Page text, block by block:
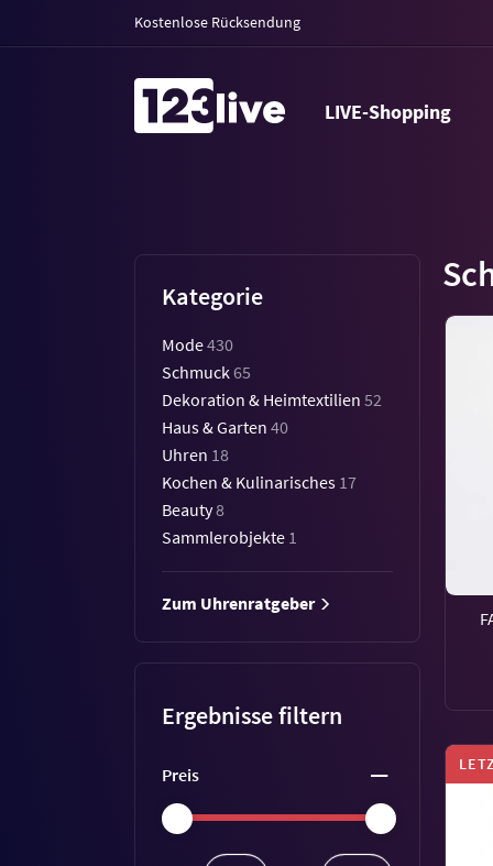
Kostenlose Rücksendung
LIVE-Shopping
Kategorie
Mode430
Schmuck65
Dekoration & Heimtextilien 52
Haus & Garten 40
Uhren 18
Kochen & Kulinarisches 17
Beauty8
Sammlerobjekte 1
Zum Uhrenratgeber
Ergebnisse filtern
Preis